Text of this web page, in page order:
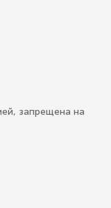
запрещена на